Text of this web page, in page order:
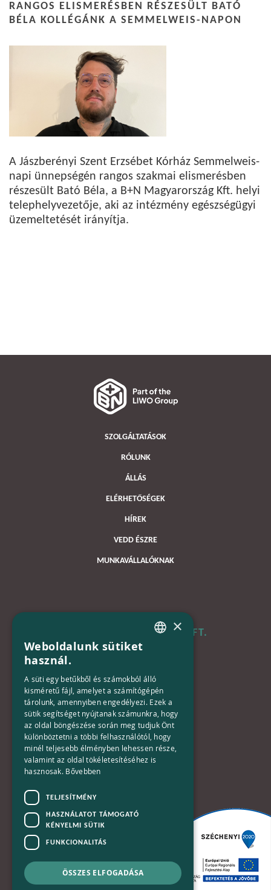
RANGOS ELISMERÉSBEN RÉSZESÜLT BATÓ
BÉLA KOLLÉGÁNK A SEMMELWEIS-NAPON
A Jászberényi Szent Erzsébet Kórház Semmelweis-
napi ünnepségén rangos szakmai elismerésben
részesült Bató Béla, a B+N Magyarország Kft. helyi
telephelyvezetője, aki az intézmény egészségügyi
üzemeltetését irányítja.
SZOLGÁLTATÁSOK
RÓLUNK
ÁLLÁS
ELÉRHETŐSÉGEK
HÍREK
VEDD ÉSZRE
MUNKAVÁLLALÓKNAK
B+N MAGYARORSZÁG KFT.
Váci út 116-118.
TOWER 1,
15. emelet
Telefon:
+36-30-670-8752
kapcsolat@bplusn.hu
×
Weboldalunk sütiket
használ.
A süti egy betűkből és számokból álló
kisméretű fájl, amelyet a számítógépén
tárolunk, amennyiben engedélyezi. Ezek a
sütik segítséget nyújtanak számunkra, hogy
az oldal böngészése során meg tudjuk Önt
különböztetni a többi felhasználótól, hogy
minél teljesebb élményben lehessen része,
valamint az oldal tökéletesítéséhez is
hasznosak. Bővebben
TELJESÍTMÉNY
HASZNÁLATOT TÁMOGATÓ
KÉNYELMI SÜTIK
FUNKCIONALITÁS
ÖSSZES ELFOGADÁSA